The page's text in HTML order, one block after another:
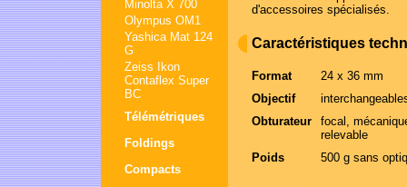
Minolta X 700
Olympus OM1
Yashica Mat 124
G
Zeiss Ikon
Contaflex Super
BC
Télémétriques
Foldings
Compacts
d'accessoires spécialisés.
Caractéristiques
Format
24 x 36 mm
Objectif
Obturateur
focal,
relevable
Poids
500 g sans